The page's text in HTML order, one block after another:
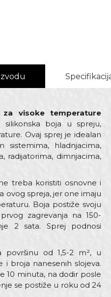
za visoke temperature
silikonska boja u spreju,
Ovaj sprej je idealan
hladnjacima,
radijatorima, dimnjacima,
treba koristiti osnovne i
ovog spreja, jer one imaju
Boja postiže svoju
zagrevanja na 150-
2 sata. Sprej podnosi
od 1,5-2 m², u
i broja nanesenih slojeva.
10 minuta, na dodir posle
se postiže u roku od 24